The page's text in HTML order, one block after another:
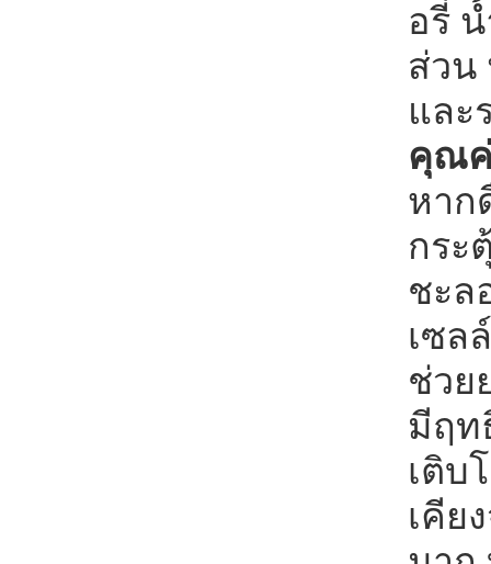
อรี่
ส่วน
และ
คุณค่
หาก
กระ
ชะล
เซล
ช่วย
มีฤท
เติบ
เคีย